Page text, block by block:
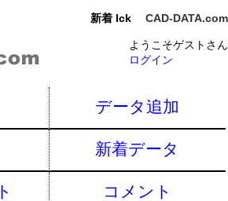
新着 lck CAD-DATA.com
ようこそゲストさん
ログイン
データ追加
新着データ
コメント